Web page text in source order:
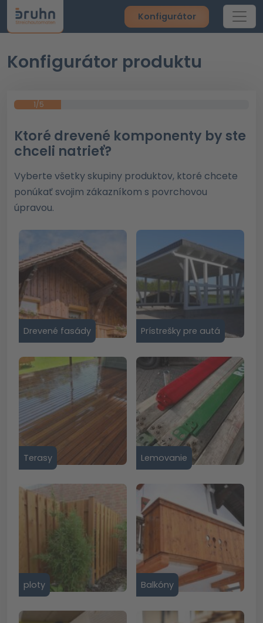
Konfigurátor
Konfigurátor produktu
1/5
Ktoré drevené komponenty by ste
chceli natrieť?
Vyberte všetky skupiny produktov, ktoré chcete
ponúkať svojim zákazníkom s povrchovou
úpravou.
Drevené fasády Prístrešky pre autá
Terasy Lemovanie
ploty Balkóny